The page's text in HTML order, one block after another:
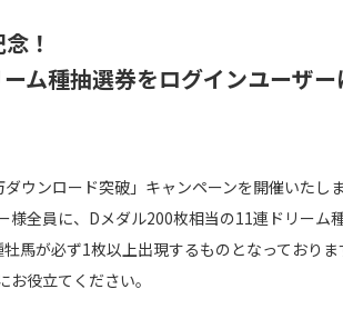
！
ム種抽選券をログインユーザー
ウンロード突破」キャンペーンを開催いたし
様全員に、Dメダル200枚相当の11連ドリーム
馬が必ず1枚以上出現するものとなっておりま
役立てください。